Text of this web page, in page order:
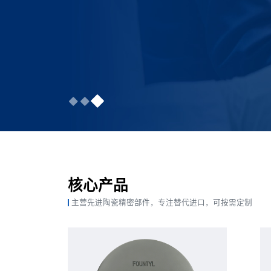
核心产品
主营先进陶瓷精密部件，专注替代进口，可按需定制